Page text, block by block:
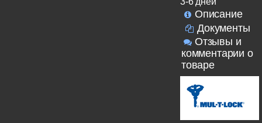
Описание
Документы
Отзывы и
комментарии о
товаре